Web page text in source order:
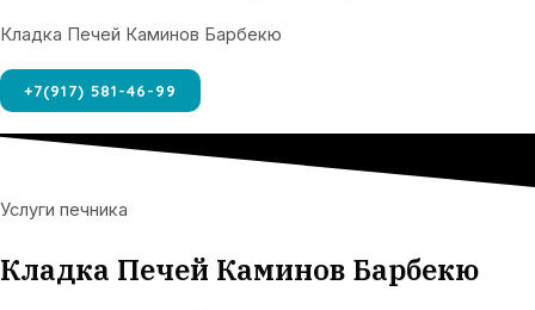
Кладка Печей Каминов Барбекю
+7(917) 581-46-99
Услуги печника
Кладка Печей Каминов Барбекю